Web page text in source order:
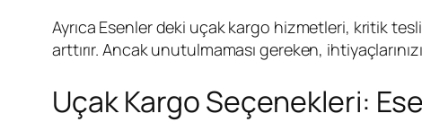
Ayrıca Esenler deki uçak kargo hizmetleri, kritik
arttırır. Ancak unutulmaması gereken,
Uçak Kargo Seçenekleri: